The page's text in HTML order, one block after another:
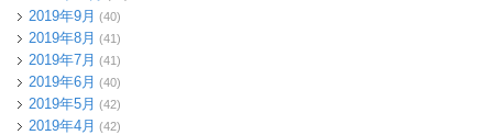
2019年9月 (40)
2019年8月 (41)
2019年7月 (41)
2019年6月 (40)
2019年5月 (42)
2019年4月 (42)